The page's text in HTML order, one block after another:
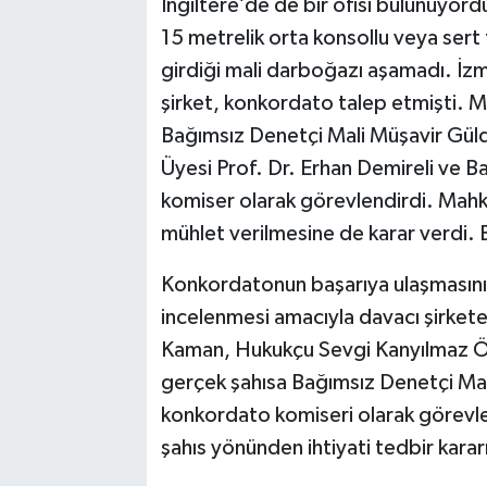
İngiltere’de de bir ofisi
15 metrelik orta konsollu veya sert
girdiği mali darboğazı aşamadı.
şirket, konkordato talep etmişti.
Bağımsız Denetçi Mali Müşavir
Üyesi Prof. Dr. Erhan Demireli ve
komiser olarak görevlendirdi.
mühlet verilmesine de karar verdi.
Konkordatonun başarıya
incelenmesi amacıyla davacı
Kaman, Hukukçu Sevgi Kanyılmaz
gerçek şahısa Bağımsız Denetçi
konkordato komiseri olarak
şahıs yönünden ihtiyati tedbir